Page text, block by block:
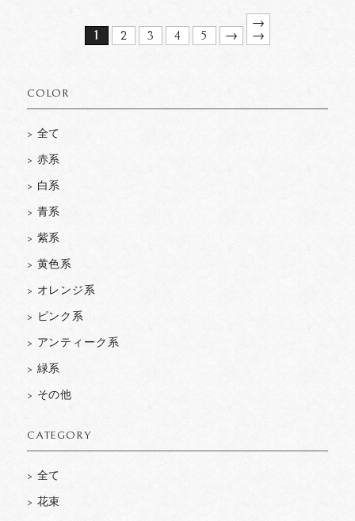
COLOR
> 全て
> 赤系
> 白系
> 青系
> 紫系
> 黄色系
> オレンジ系
> ピンク系
> アンティーク系
> 緑系
> その他
CATEGORY
> 全て
> 花束
1 2 3 4 5 →
→
→